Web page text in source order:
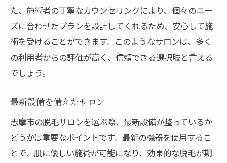
た、施術者の丁寧なカウンセリングにより、個々のニー
ズに合わせたプランを設計してくれるため、安心して施
術を受けることができます。このようなサロンは、多く
の利用者からの評価が高く、信頼できる選択肢と言える
でしょう。
最新設備を備えたサロン
志摩市の脱毛サロンを選ぶ際、最新設備が整っているか
どうかは重要なポイントです。最新の機器を使用するこ
とで、肌に優しい施術が可能になり、効果的な脱毛が期